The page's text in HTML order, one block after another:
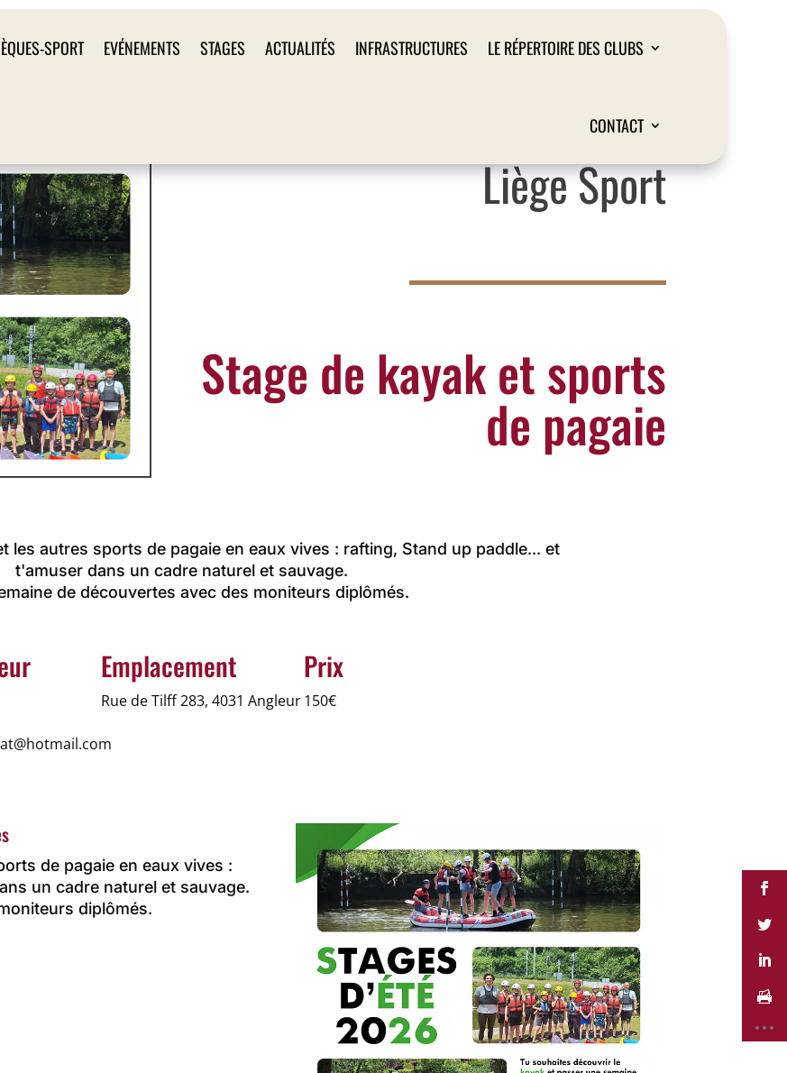
SPORT EVÉNEMENTS STAGES ACTUALITÉS INFRASTRUCTURES LE RÉPERTOIRE DES CLUBS
CONTACT
Liège Sport
Stage de kayak et sports
de pagaie
les autres sports de pagaie en eaux vives : rafting, Stand up paddle... et
t'amuser dans un cadre naturel et sauvage.
de découvertes avec des moniteurs diplômés.
Emplacement
Rue de Tilff 283, 4031 Angleur
Prix
150€
de pagaie en eaux vives :
un cadre naturel et sauvage.
diplômés.